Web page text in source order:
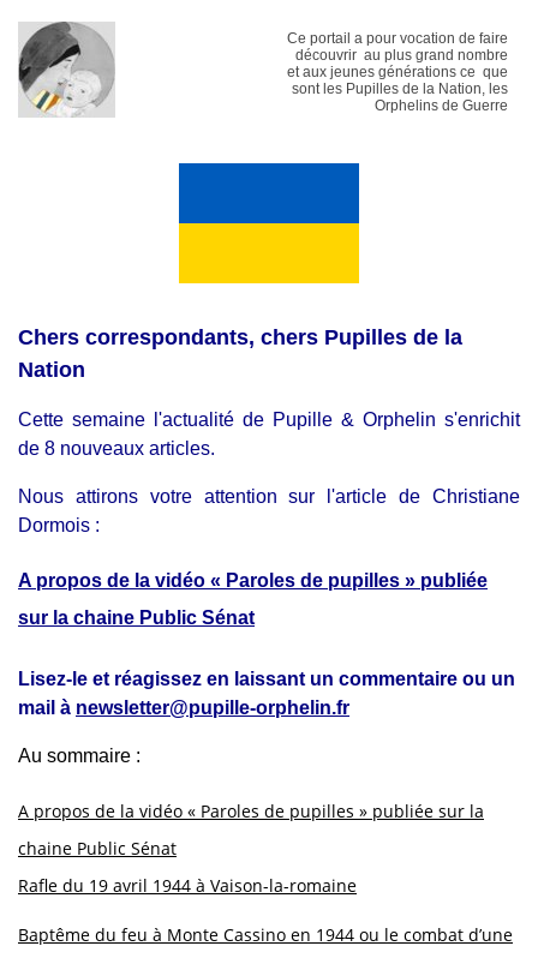
Ce portail a pour vocation de faire
découvrir au plus grand nombre
et aux jeunes générations ce que
sont les Pupilles de la Nation, les
Orphelins de Guerre
Chers correspondants, chers Pupilles de la
Nation
Cette semaine l'actualité de Pupille & Orphelin s'enrichit
de 8 nouveaux articles.
Nous attirons votre attention sur l'article de Christiane
Dormois :
A propos de la vidéo « Paroles de pupilles » publiée
sur la chaine Public Sénat
Lisez-le et réagissez en laissant un commentaire ou un
mail à newsletter@pupille-orphelin.fr
Au sommaire :
A propos de la vidéo « Paroles de pupilles » publiée sur la
chaine Public Sénat
Rafle du 19 avril 1944 à Vaison-la-romaine
Baptême du feu à Monte Cassino en 1944 ou le combat d’une